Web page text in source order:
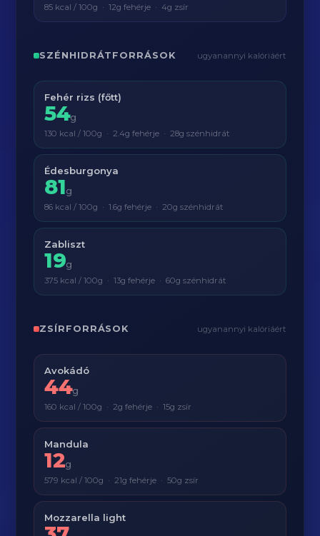
85 kcal / 100g · 12g fehérje · 4g zsír
SZÉNHIDRÁTFORRÁSOK ugyanannyi kalóriáért
Fehér rizs (főtt)
54g
130 kcal / 100g · 2.4g fehérje · 28g szénhidrát
Édesburgonya
81g
86 kcal / 100g · 1.6g fehérje · 20g szénhidrát
Zabliszt
19g
375 kcal / 100g · 13g fehérje · 60g szénhidrát
ZSÍRFORRÁSOK ugyanannyi kalóriáért
Avokádó
44g
160 kcal / 100g · 2g fehérje · 15g zsír
Mandula
12g
579 kcal / 100g · 21g fehérje · 50g zsír
Mozzarella light